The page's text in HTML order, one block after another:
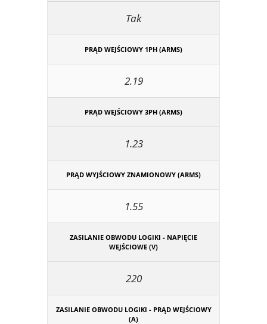
Tak
PRĄD WEJŚCIOWY 1PH (ARMS)
2.19
PRĄD WEJŚCIOWY 3PH (ARMS)
1.23
PRĄD WYJŚCIOWY ZNAMIONOWY (ARMS)
1.55
ZASILANIE OBWODU LOGIKI - NAPIĘCIE
WEJŚCIOWE (V)
220
ZASILANIE OBWODU LOGIKI - PRĄD WEJŚCIOWY
(A)